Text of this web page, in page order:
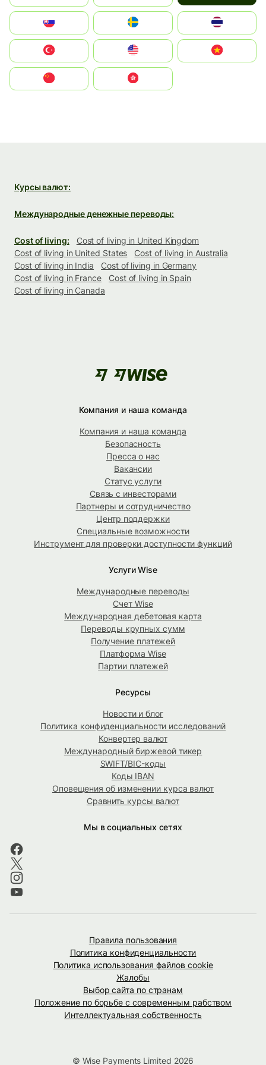
United States
中國香港特別行政區
Курсы валют:
Международные денежные переводы:
Cost of living:
Cost of living in United Kingdom
Cost of living in United States
Cost of living in Australia
Cost of living in India
Cost of living in Germany
Cost of living in France
Cost of living in Spain
Cost of living in Canada
Компания и наша команда
Компания и наша команда
Безопасность
Пресса о нас
Вакансии
Статус услуги
Связь с инвесторами
Партнеры и сотрудничество
Центр поддержки
Специальные возможности
Инструмент для проверки доступности функций
Услуги Wise
Международные переводы
Счет Wise
Международная дебетовая карта
Переводы крупных сумм
Получение платежей
Платформа Wise
Партии платежей
Ресурсы
Новости и блог
Политика конфиденциальности исследований
Конвертер валют
Международный биржевой тикер
SWIFT/BIC-коды
Коды IBAN
Оповещения об изменении курса валют
Сравнить курсы валют
Мы в социальных сетях
Правила пользования
Политика конфиденциальности
Политика использования файлов cookie
Жалобы
Выбор сайта по странам
Положение по борьбе с современным рабством
Интеллектуальная собственность
© Wise Payments Limited 2026